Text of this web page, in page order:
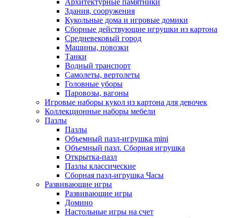
Архитектурные памятники
Здания, сооружения
Кукольные дома и игровые домики
Сборные действующие игрушки из картона
Средневековый город
Машины, повозки
Танки
Водный транспорт
Самолеты, вертолеты
Головные уборы
Паровозы, вагоны
Игровые наборы кукол из картона для девочек
Коллекционные наборы мебели
Пазлы
Пазлы
Объемный пазл-игрушка mini
Объемный пазл. Сборная игрушка
Открытка-пазл
Пазлы классические
Сборная пазл-игрушка Часы
Развивающие игры
Развивающие игры
Домино
Настольные игры на счет